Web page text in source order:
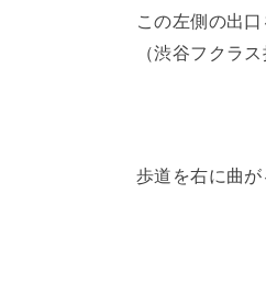
この左側の出口
（渋谷フクラ
歩道を右に曲